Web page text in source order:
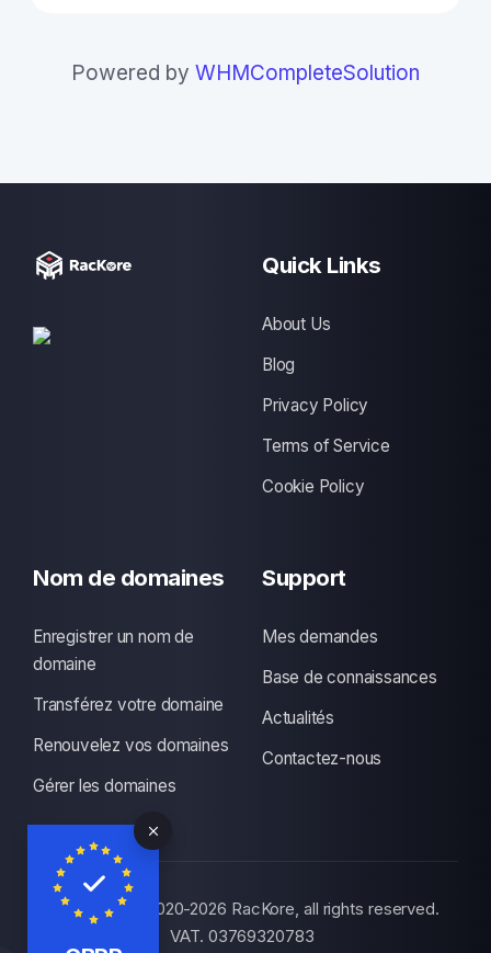
Powered by WHMCompleteSolution
Quick Links
About Us
Blog
Privacy Policy
Terms of Service
Cookie Policy
Nom de domaines
Enregistrer un nom de
domaine
Transférez votre domaine
Renouvelez vos domaines
Gérer les domaines
Support
Mes demandes
Base de connaissances
Actualités
Contactez-nous
© Copyright 2020-2026 RacKore, all rights reserved.
VAT. 03769320783